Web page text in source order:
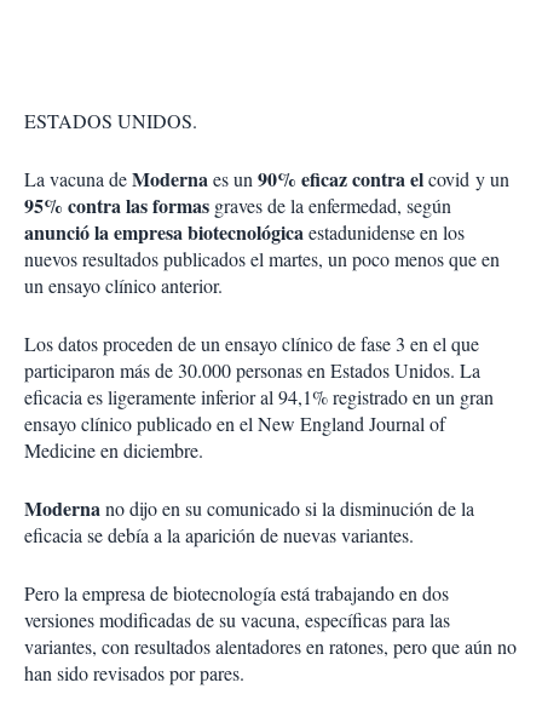
ESTADOS UNIDOS.
La vacuna deModernaes un90% eficaz contra elcovid y un
95% contra las formas graves de la enfermedad, según
anunció la empresa biotecnológicaestadunidense en los
nuevos resultados publicados el martes, un poco menos que en
un ensayo clínico anterior.
Los datos proceden de un ensayo clínico de fase 3 en el que
participaron más de 30.000 personas en Estados Unidos. La
eficacia es ligeramente inferior al 94,1% registrado en un gran
ensayo clínico publicado en el New England Journal of
Medicine en diciembre.
Modernano dijo en su comunicado si la disminución de la
eficacia se debía a la aparición de nuevas variantes.
Pero la empresa de biotecnología está trabajando en dos
versiones modificadas de su vacuna, específicas para las
variantes, con resultados alentadores en ratones, pero que aún no
han sido revisados por pares.